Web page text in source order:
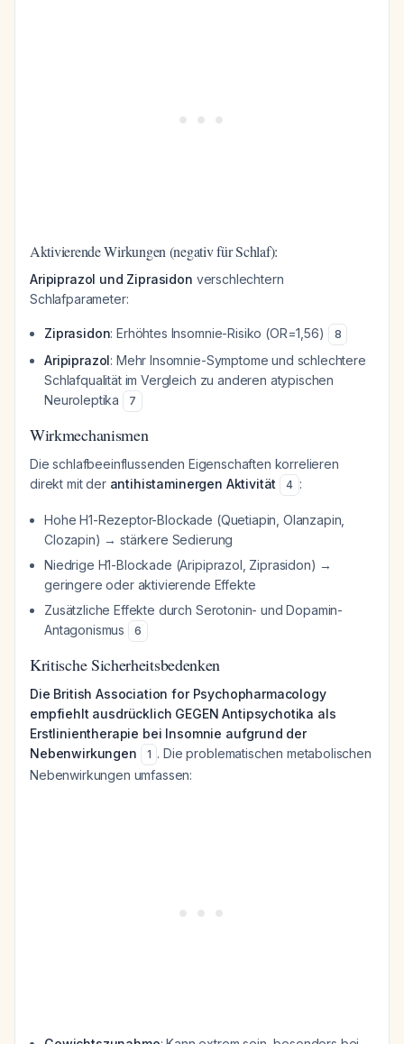
Aktivierende Wirkungen (negativ für Schlaf):
Aripiprazol und Ziprasidon verschlechtern
Schlafparameter:
Ziprasidon: Erhöhtes Insomnie-Risiko (OR=1,56) 8
Aripiprazol: Mehr Insomnie-Symptome und schlechtere
Schlafqualität im Vergleich zu anderen atypischen
Neuroleptika
7
Wirkmechanismen
Die schlafbeeinflussenden Eigenschaften korrelieren
direkt mit der antihistaminergen Aktivität 4 :
Hohe H1-Rezeptor-Blockade (Quetiapin, Olanzapin,
Clozapin) → stärkere Sedierung
Niedrige H1-Blockade (Aripiprazol, Ziprasidon) →
geringere oder aktivierende Effekte
Zusätzliche Effekte durch Serotonin- und Dopamin-
Antagonismus
6
Kritische Sicherheitsbedenken
Die British Association for Psychopharmacology
empfiehlt ausdrücklich GEGEN Antipsychotika als
Erstlinientherapie bei Insomnie aufgrund der
Nebenwirkungen
1 . Die problematischen metabolischen
Nebenwirkungen umfassen: